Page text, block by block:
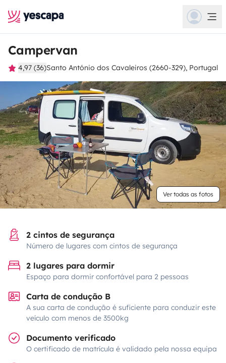
Campervan
4,97 (36)Santo António dos Cavaleiros (2660-329), Portugal
Ver todas as fotos
2 cintos de segurança
Número de lugares com cintos de segurança
2 lugares para dormir
Espaço para dormir confortável para 2 pessoas
Carta de condução B
A sua carta de condução é suficiente para conduzir este
veículo com menos de 3500kg
Documento verificado
O certificado de matrícula é validado pela nossa equipa